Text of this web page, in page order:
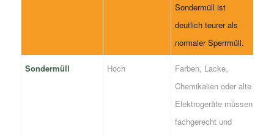
Sondermüll ist
deutlich teurer als
normaler Sperrmüll.
Sondermüll Hoch
Farben, Lacke,
Chemikalien oder alte
Elektrogeräte müssen
fachgerecht und